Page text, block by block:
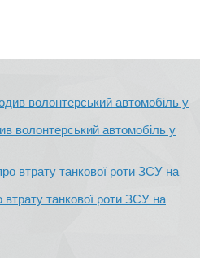
волонтерський автомобіль у
танкової роти ЗСУ на